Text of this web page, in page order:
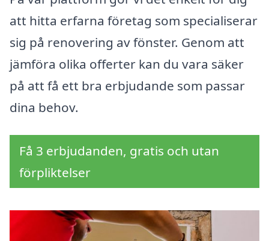
att hitta erfarna företag som specialiserar
sig på renovering av fönster. Genom att
jämföra olika offerter kan du vara säker
på att få ett bra erbjudande som passar
dina behov.
Få 3 erbjudanden, gratis och utan
förpliktelser